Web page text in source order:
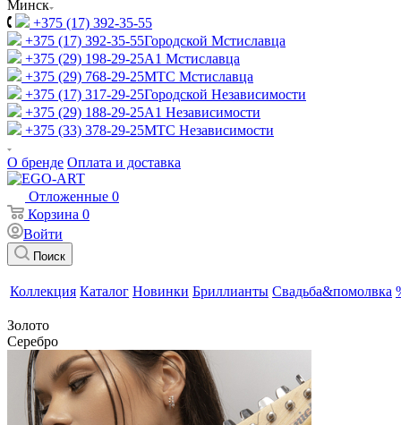
Минск
+375 (17) 392-35-55
+375 (17) 392-35-55Городской Мстиславца
+375 (29) 198-29-25A1 Мстиславца
+375 (29) 768-29-25МТС Мстиславца
+375 (17) 317-29-25Городской Независимости
+375 (29) 188-29-25A1 Независимости
+375 (33) 378-29-25МТС Независимости
О бренде Оплата и доставка
Отложенные 0
Корзина 0
Войти
Поиск
Коллекция Каталог Новинки Бриллианты Свадьба&помолвка
Золото
Серебро